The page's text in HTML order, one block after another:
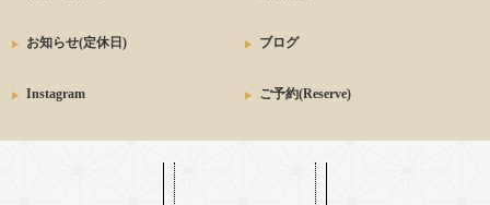
お知らせ(定休日) ブログ
Instagram ご予約(Reserve)